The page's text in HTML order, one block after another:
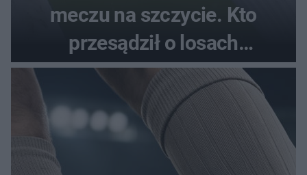
meczu na szczycie. Kto
przesądził o losach
spotkania?